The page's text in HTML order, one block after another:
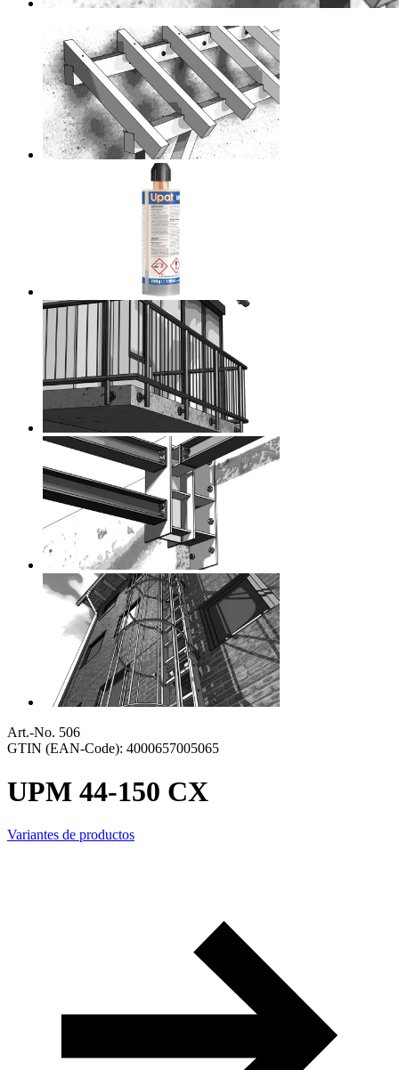
Art.-No. 506
GTIN (EAN-Code): 4000657005065
UPM 44-150 CX
Variantes de productos